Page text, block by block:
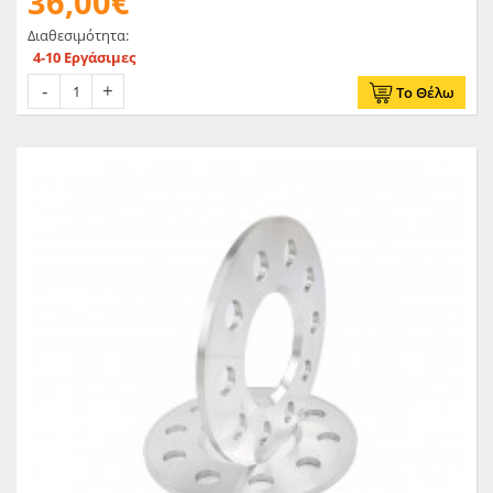
Διαθεσιμότητα:
4-10 Εργάσιμες
Το Θέλω